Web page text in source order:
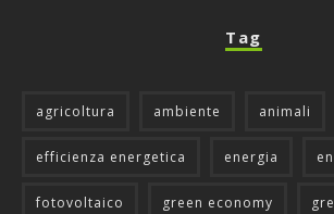
Tag
agricoltura ambiente animali
efficienza energetica energia
fotovoltaico green economy